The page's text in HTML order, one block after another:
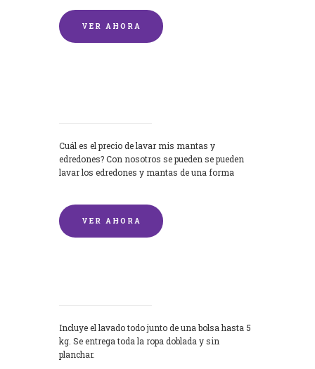
VER AHORA
Cuál es el precio de lavar mis mantas y
edredones? Con nosotros se pueden se pueden
lavar los edredones y mantas de una forma
VER AHORA
Incluye el lavado todo junto de una bolsa hasta 5
kg. Se entrega toda la ropa doblada y sin
planchar.